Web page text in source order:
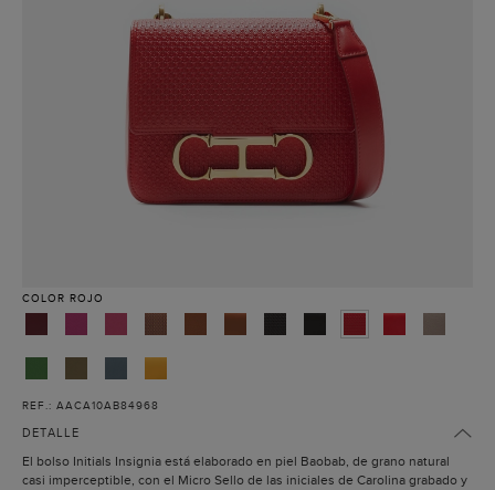
COLOR ROJO
REF.: AACA10AB84968
DETALLE
El bolso Initials Insignia está elaborado en piel Baobab, de grano natural
casi imperceptible, con el Micro Sello de las iniciales de Carolina grabado y